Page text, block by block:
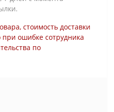
стоимость доставки
при ошибке сотрудника
по